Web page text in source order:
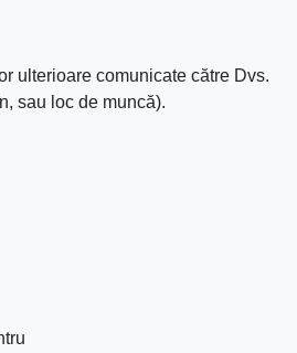
ulterioare comunicate către Dvs.
sau loc de muncă).